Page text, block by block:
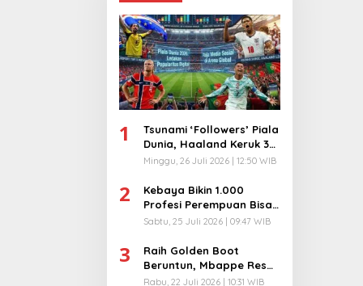
1
Tsunami ‘Followers’ Piala
Dunia, Haaland Keruk 32
Juta, Kiper 40 Tahun
Minggu, 26 Juli 2026 | 12:50 WIB
2
Kebaya Bikin 1.000
Profesi Perempuan Bisa
Menyatu di Arena
Sabtu, 25 Juli 2026 | 09:47 WIB
3
Raih Golden Boot
Beruntun, Mbappe Resmi
Kunci Takhta Top Skor
Rabu, 22 Juli 2026 | 10:31 WIB